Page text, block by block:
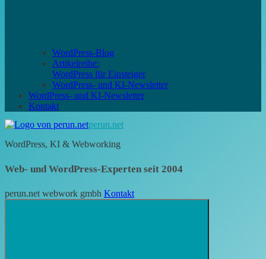
WordPress-Blog
Artikelreihe:
WordPress für Einsteiger
WordPress- und KI-Newsletter
WordPress- und KI-Newsletter
Kontakt
perun.net
WordPress, KI & Webworking
Web- und WordPress-Experten seit 2004
perun.net webwork gmbh Kontakt